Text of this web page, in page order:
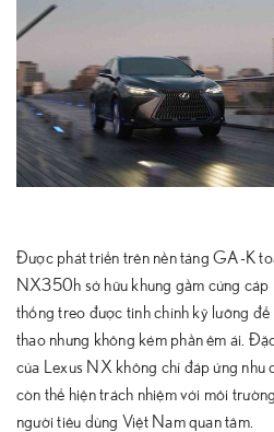
Được phát triển trên nền tảng GA-K
NX350h sở hữu khung gầm cứng cáp
thống treo được tinh chỉnh kỹ lưỡng
thao nhưng không kém phần êm ái.
của Lexus NX không chỉ đáp ứng nhu
còn thể hiện trách nhiệm với môi
người tiêu dùng Việt Nam quan tâm.